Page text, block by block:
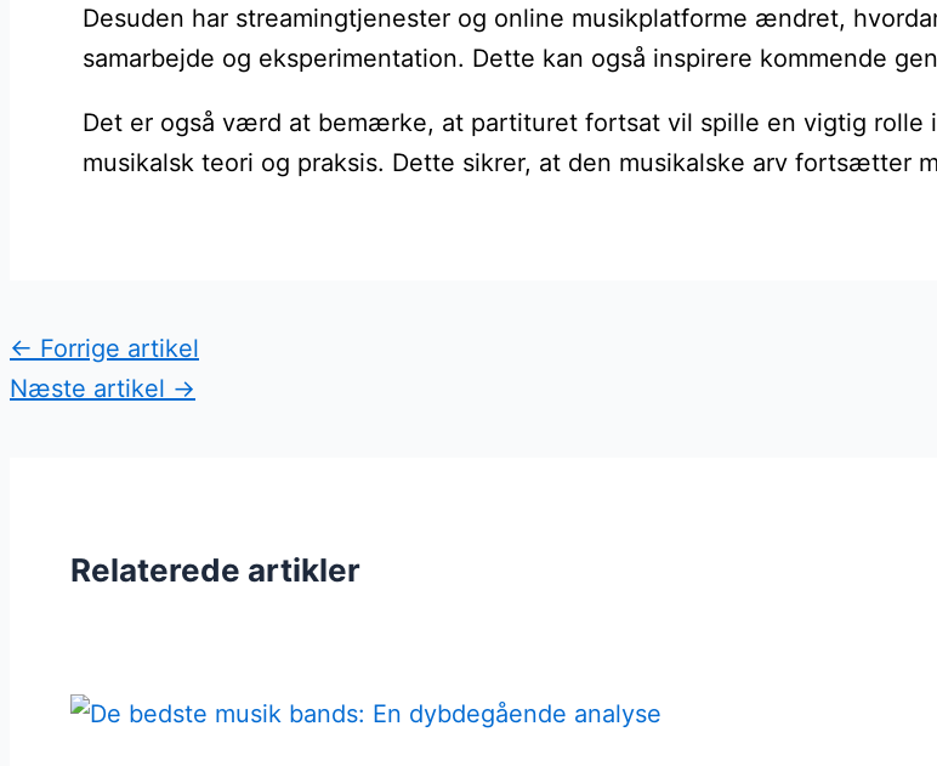
Desuden har streamingtjenester og online musikplatforme ændret,
samarbejde og eksperimentation. Dette kan også inspirere kommende
Det er også værd at bemærke, at partituret fortsat vil spille en vigtig
musikalsk teori og praksis. Dette sikrer, at den musikalske arv
← Forrige artikel
Næste artikel →
Relaterede artikler